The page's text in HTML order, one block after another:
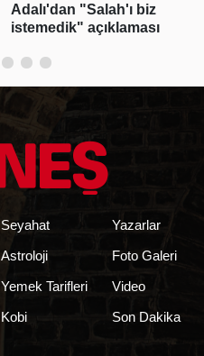
Adalı'dan "Salah'ı biz
istemedik" açıklaması
Seyahat
Astroloji
Yemek Tarifleri
Kobi
Yazarlar
Foto Galeri
Video
Son Dakika